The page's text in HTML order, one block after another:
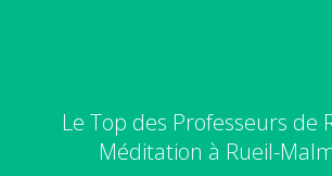
Le Top des Professeurs de
Méditation à Rueil-